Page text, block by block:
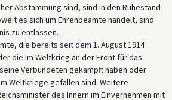
Abstammung sind, sind in den Ruhestand
es sich um Ehrenbeamte handelt, sind
zu entlassen.
die bereits seit dem 1. August 1914
die im Weltkrieg an der Front für das
Verbündeten gekämpft haben oder
Weltkriege gefallen sind. Weitere
des Innern im Einvernehmen mit